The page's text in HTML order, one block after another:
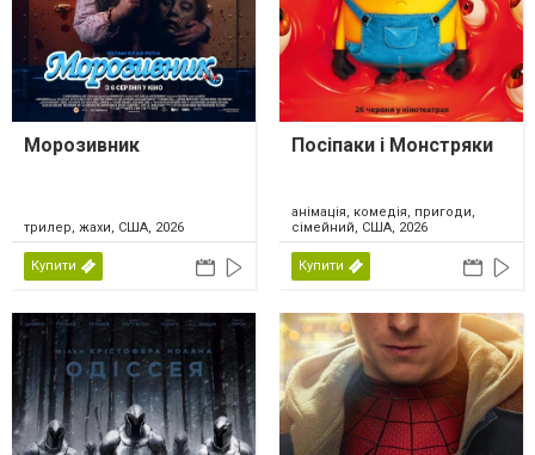
Морозивник
трилер, жахи, США, 2026
Купити
Посіпаки і Монстряки
анімація, комедія, пригоди,
сімейний, США, 2026
Купити